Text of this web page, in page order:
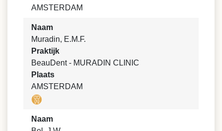
AMSTERDAM
Naam
Muradin, E.M.F.
Praktijk
BeauDent - MURADIN CLINIC
Plaats
AMSTERDAM
Naam